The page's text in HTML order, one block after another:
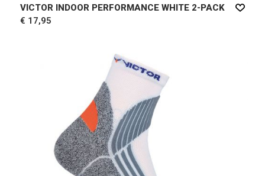
VICTOR INDOOR PERFORMANCE WHITE 2-PACK
€ 17,95